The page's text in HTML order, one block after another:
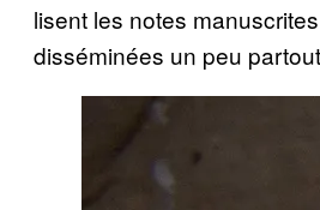
lisent les notes
disséminées un peu